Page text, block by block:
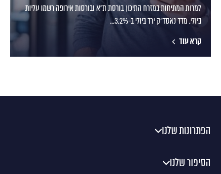
למרות המתיחות במזרח התיכון בורסת ת"א ובורסות אירופה רשמו עליות
ביולי. מדד נאסד"ק ירד ביולי ב-3.2%...
קרא עוד
הפתרונות שלנו
הסיפור שלנו